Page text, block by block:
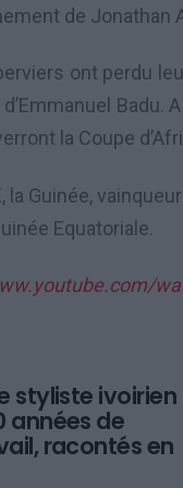
de Jonathan
ont perdu
la Coupe
la Guinée,
Equatoriale.
styliste ivoirien
années de
racontés en